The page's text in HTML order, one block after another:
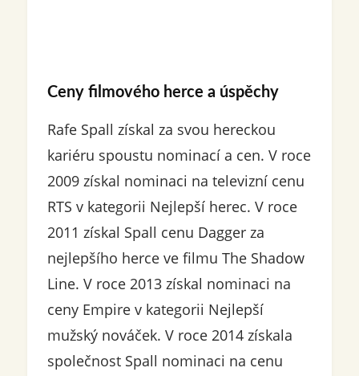
Ceny filmového herce a úspěchy
Rafe Spall získal za svou hereckou
kariéru spoustu nominací a cen. V roce
2009 získal nominaci na televizní cenu
RTS v kategorii Nejlepší herec. V roce
2011 získal Spall cenu Dagger za
nejlepšího herce ve filmu The Shadow
Line. V roce 2013 získal nominaci na
ceny Empire v kategorii Nejlepší
mužský nováček. V roce 2014 získala
společnost Spall nominaci na cenu